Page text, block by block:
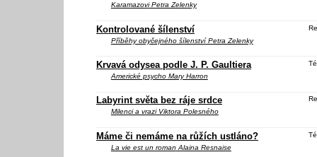
KaramazoviPetra Zelenky
Kontrolované šílenství
Příběhy obyčejného šílenstvíPetra Zelenky
Krvavá odysea podle J. P. Gaultiera
Americké psychoMary Harron
Labyrint světa bez ráje srdce
Milenci a vraziViktora Polesného
Máme či nemáme na růžích ustláno?
La vie est un roman Alaina Resnaise